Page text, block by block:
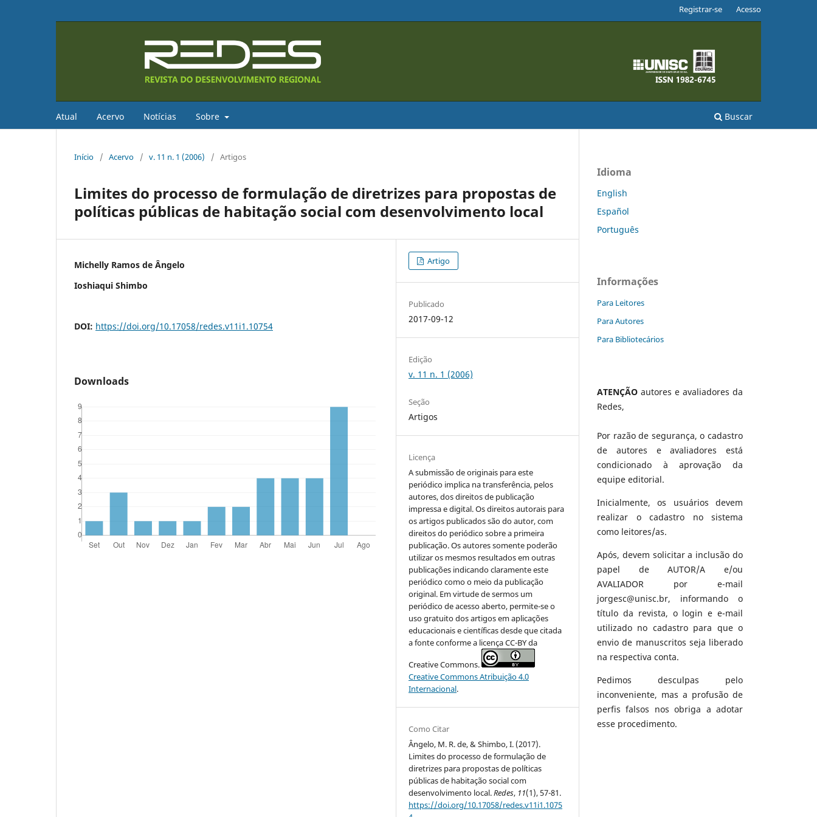
Atual Acervo Notícias Sobre Buscar
Registrar-se Acesso
Início / Acervo / v. 11 n. 1 (2006) / Artigos
Limites do processo de formulação de diretrizes para propostas de
políticas públicas de habitação social com desenvolvimento local
Michelly Ramos de Ângelo
Ioshiaqui Shimbo
DOI: https://doi.org/10.17058/redes.v11i1.10754
Downloads
Artigo
Publicado
2017-09-12
Edição
v. 11 n. 1 (2006)
Seção
Artigos
Licença
A submissão de originais para este
periódico implica na transferência, pelos
autores, dos direitos de publicação
impressa e digital. Os direitos autorais para
os artigos publicados são do autor, com
direitos do periódico sobre a primeira
publicação. Os autores somente poderão
utilizar os mesmos resultados em outras
publicações indicando claramente este
periódico como o meio da publicação
original. Em virtude de sermos um
periódico de acesso aberto, permite-se o
uso gratuito dos artigos em aplicações
educacionais e científicas desde que citada
a fonte conforme a licença CC-BY da
Creative Commons.
Creative Commons Atribuição 4.0
Internacional.
Como Citar
Ângelo, M. R. de, & Shimbo, I. (2017).
Limites do processo de formulação de
diretrizes para propostas de políticas
públicas de habitação social com
desenvolvimento local.Redes, 11(1), 57-81.
https://doi.org/10.17058/redes.v11i1.1075
Idioma
English
Español
Português
Informações
Para Leitores
Para Autores
Para Bibliotecários
ATENÇÃO autores e avaliadores da
Redes,
Por razão de segurança, o cadastro
de autores e avaliadores está
condicionado à aprovação da
equipe editorial.
Inicialmente, os usuários devem
realizar o cadastro no sistema
como leitores/as.
Após, devem solicitar a inclusão do
papel de AUTOR/A e/ou
AVALIADOR por e-mail
jorgesc@unisc.br, informando o
título da revista, o login e e-mail
utilizado no cadastro para que o
envio de manuscritos seja liberado
na respectiva conta.
Pedimos desculpas pelo
inconveniente, mas a profusão de
perfis falsos nos obriga a adotar
esse procedimento.